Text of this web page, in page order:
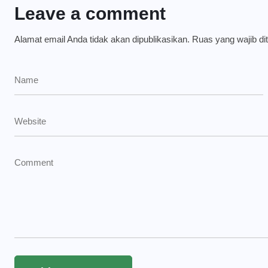
Leave a comment
Alamat email Anda tidak akan dipublikasikan. Ruas yang wajib